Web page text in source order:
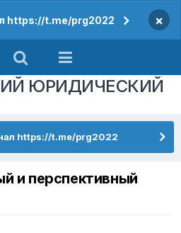
https://t.me/prg2022 ×
ЮРИДИЧЕСКИЙ
https://t.me/prg2022
и перспективный